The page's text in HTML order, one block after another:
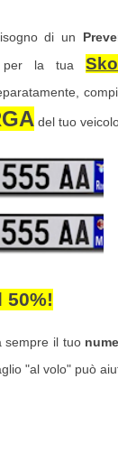
di un
per la tua
del tuo
50%!
sempre il tuo
"al volo" può